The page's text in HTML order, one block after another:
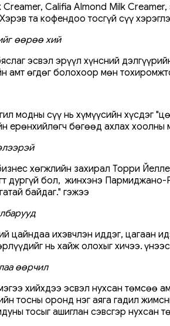
Creamer, Califia Almond Milk
та кофендоо тосгүй сүү
өөрөө хий
эсвэл эрүүл хүнсний
амт өгдөг болохоор мөн
модны сүү нь хүмүүсийн хүсдэг
ерөнхийлөгч бөгөөд ахлах
хөгжлийн захирал Торри
дургүй бол, жинхэнэ Пармиджано-
байдаг." гэжээ
цайндаа ихэвчлэн иддэг, цагаан
нь хайж олохыг хичээ.
өөрчил
хийхдээ эсвэл нухсан төмсөө
тосны оронд нэг аяга гадил
тосыг ашиглан сэвсгэр нухсан